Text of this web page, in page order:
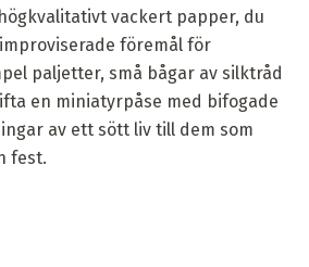
vackert papper, du
föremål för
paljetter, små bågar av silktråd
en miniatyrpåse med bifogade
av ett sött liv till dem som
fest.